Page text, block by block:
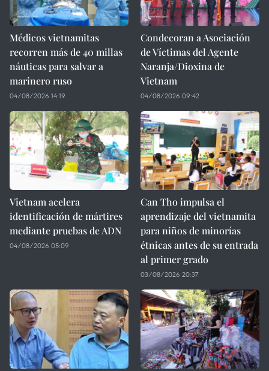
Médicos vietnamitas
recorren más de 40 millas
náuticas para salvar a
marinero ruso
04/08/2026 14:19
Condecoran a Asociación
de Víctimas del Agente
Naranja/Dioxina de
Vietnam
04/08/2026 09:42
Vietnam acelera
identificación de mártires
mediante pruebas de ADN
04/08/2026 05:09
Can Tho impulsa el
aprendizaje del vietnamita
para niños de minorías
étnicas antes de su entrada
al primer grado
03/08/2026 20:37